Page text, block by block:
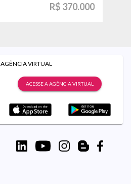
R$ 370.000
AGÊNCIA VIRTUAL
ACESSE A AGÊNCIA VIRTUAL